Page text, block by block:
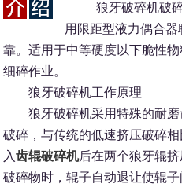
狼牙破碎机破
用限距型液力偶合
靠。适用于中等硬度以下脆性
细碎作业。
狼牙破碎机工作原理
狼牙破碎机采用特殊的耐磨
破碎，与传统的低速挤压破碎
入齿辊破碎机后在两个狼牙辊
破碎物时，辊子自动退让使辊